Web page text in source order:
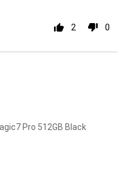
2 0
Pro 512GB Black